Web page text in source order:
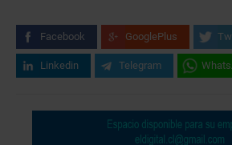
Facebook GooglePlus
Linkedin Telegram